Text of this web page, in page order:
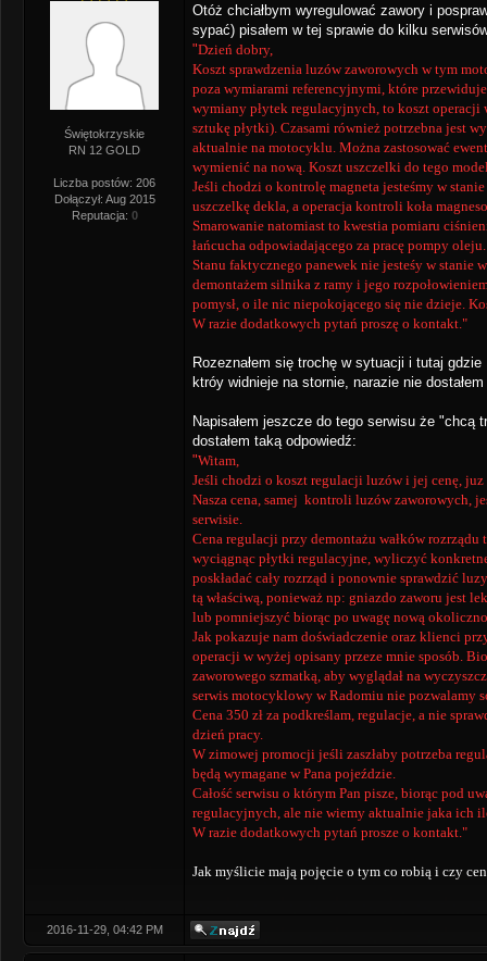
Świętokrzyskie
RN 12 GOLD
Liczba postów: 206
Dołączył: Aug 2015
Reputacja: 0
Otóż chciałbym wyregulować zawory i
sypać) pisałem w tej sprawie do kilku
"Dzień dobry,
Koszt sprawdzenia luzów zaworowych w tym
poza wymiarami referencyjnymi, które
wymiany płytek regulacyjnych, to koszt operacji
sztukę płytki). Czasami również potrzebna jest
aktualnie na motocyklu. Można zastosować
wymienić na nową. Koszt uszczelki do tego
Jeśli chodzi o kontrolę magneta jesteśmy w
uszczelkę dekla, a operacja kontroli koła
Smarowanie natomiast to kwestia pomiaru
łańcucha odpowiadającego za pracę pompy
Stanu faktycznego panewek nie jesteśy w stanie
demontażem silnika z ramy i jego
pomysł, o ile nic niepokojącego się nie dzieje.
W razie dodatkowych pytań proszę o kontakt."
Rozeznałem się trochę w sytuacji i tutaj
ktróy widnieje na stornie, narazie nie
Napisałem jeszcze do tego serwisu że "chcą
dostałem taką odpowiedź:
"Witam,
Jeśli chodzi o koszt regulacji luzów i jej cenę, juz
Nasza cena, samej kontroli luzów zaworowych,
serwisie.
Cena regulacji przy demontażu wałków
wyciągnąc płytki regulacyjne, wyliczyć
poskładać cały rozrząd i ponownie sprawdzić
tą właściwą, ponieważ np: gniazdo zaworu jest
lub pomniejszyć biorąc po uwagę nową
Jak pokazuje nam doświadczenie oraz klienci
operacji w wyżej opisany przeze mnie sposób.
zaworowego szmatką, aby wyglądał na
serwis motocyklowy w Radomiu nie pozwalamy
Cena 350 zł za podkreślam, regulacje, a nie
dzień pracy.
W zimowej promocji jeśli zaszłaby potrzeba
będą wymagane w Pana pojeździe.
Całość serwisu o którym Pan pisze, biorąc pod
regulacyjnych, ale nie wiemy aktualnie jaka ich
W razie dodatkowych pytań prosze o kontakt."
Jak myślicie mają pojęcie o tym co robią i czy
2016-11-29, 04:42 PM